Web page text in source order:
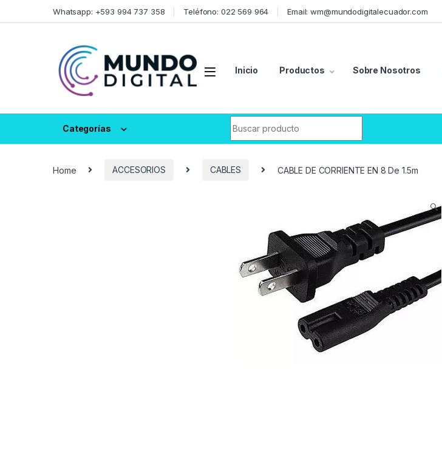
Whatsapp: +593 994 737 358 Teléfono: 022 569 964 Email: wm@mundodigitalecuador.com
Inicio Productos Sobre Nosotros
Categorías
Home ACCESORIOS CABLES CABLE DE CORRIENTE EN 8 De 1.5m
🔍